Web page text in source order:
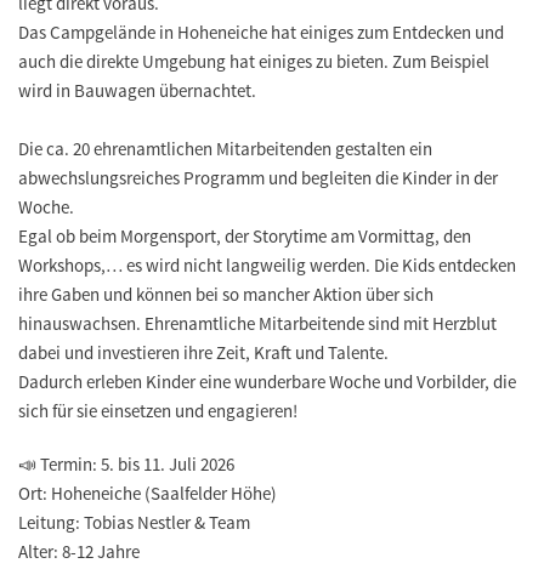
Das Campgelände in Hoheneiche hat einiges zum Entdecken und
auch die direkte Umgebung hat einiges zu bieten. Zum Beispiel
wird in Bauwagen übernachtet.
Die ca. 20 ehrenamtlichen Mitarbeitenden gestalten ein
abwechslungsreiches Programm und begleiten die Kinder in der
Woche.
Egal ob beim Morgensport, der Storytime am Vormittag, den
Workshops,… es wird nicht langweilig werden. Die Kids entdecken
ihre Gaben und können bei so mancher Aktion über sich
hinauswachsen. Ehrenamtliche Mitarbeitende sind mit Herzblut
dabei und investieren ihre Zeit, Kraft und Talente.
Dadurch erleben Kinder eine wunderbare Woche und Vorbilder, die
sich für sie einsetzen und engagieren!
📣 Termin: 5. bis 11. Juli 2026
Ort: Hoheneiche (Saalfelder Höhe)
Leitung: Tobias Nestler & Team
Alter: 8-12 Jahre